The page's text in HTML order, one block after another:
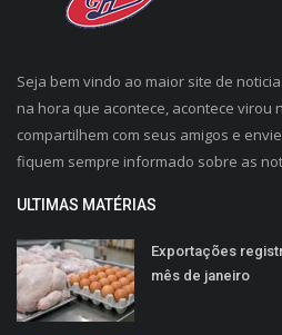
Seja bem vindo ao maior site de
na hora que acontece, acontece virou
compartilhem com seus amigos e
fiquem sempre informado sobre as
ULTIMAS MATÉRIAS
Exportações
mês de janeiro